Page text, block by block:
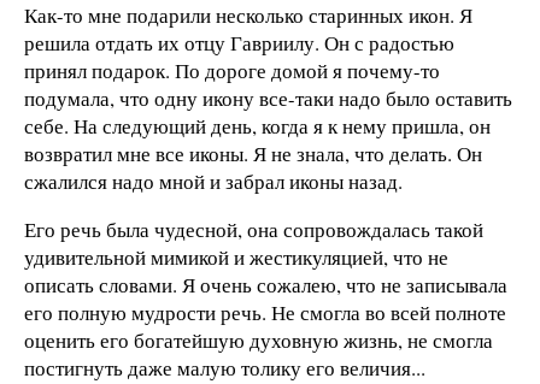
Как-то мне подарили несколько старинных икон. Я
решила отдать их отцу Гавриилу. Он с радостью
принял подарок. По дороге домой я почему-то
подумала, что одну икону все-таки надо было оставить
себе. На следующий день, когда я к нему пришла, он
возвратил мне все иконы. Я не знала, что делать. Он
сжалился надо мной и забрал иконы назад.
Его речь была чудесной, она сопровождалась такой
удивительной мимикой и жестикуляцией, что не
описать словами. Я очень сожалею, что не записывала
его полную мудрости речь. Не смогла во всей полноте
оценить его богатейшую духовную жизнь, не смогла
постигнуть даже малую толику его величия...